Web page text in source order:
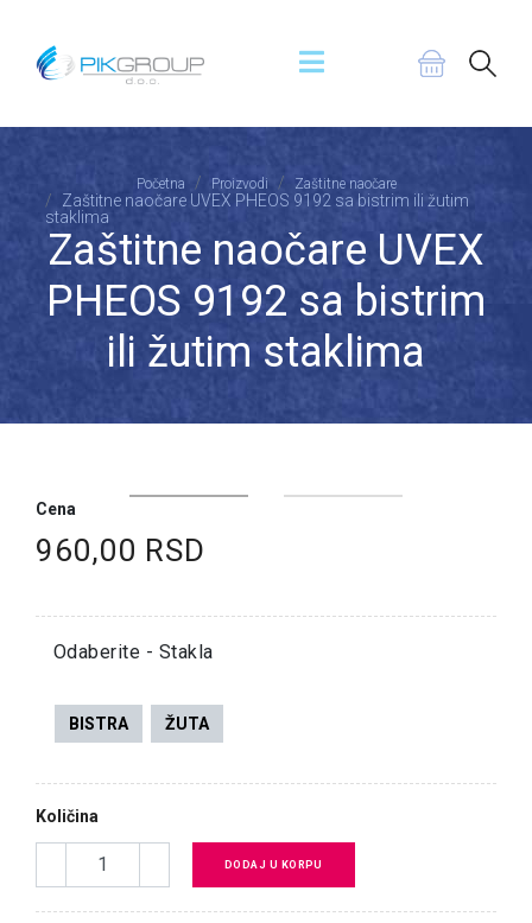
Početna Proizvodi Zaštitne naočare
Zaštitne naočare UVEX PHEOS 9192 sa bistrim ili žutim
staklima
Zaštitne naočare UVEX
PHEOS 9192 sa bistrim
ili žutim staklima
Cena
960,00 RSD
Odaberite - Stakla
BISTRA ŽUTA
Količina
DODAJ U KORPU